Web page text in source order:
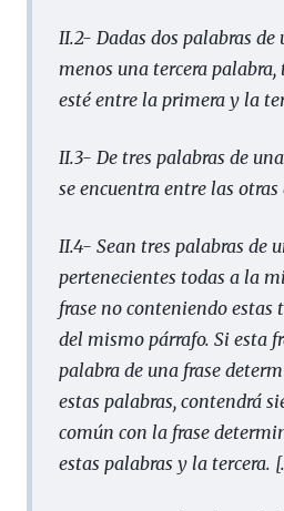
II.2- Dadas dos palabras de
menos una tercera
esté entre la primera y la
II.3- De tres palabras de
se encuentra entre las otras
II.4- Sean tres palabras de
pertenecientes todas a la
frase no conteniendo estas
del mismo párrafo. Si esta
palabra de una frase
estas palabras, contendrá
común con la frase
estas palabras y la tercera.